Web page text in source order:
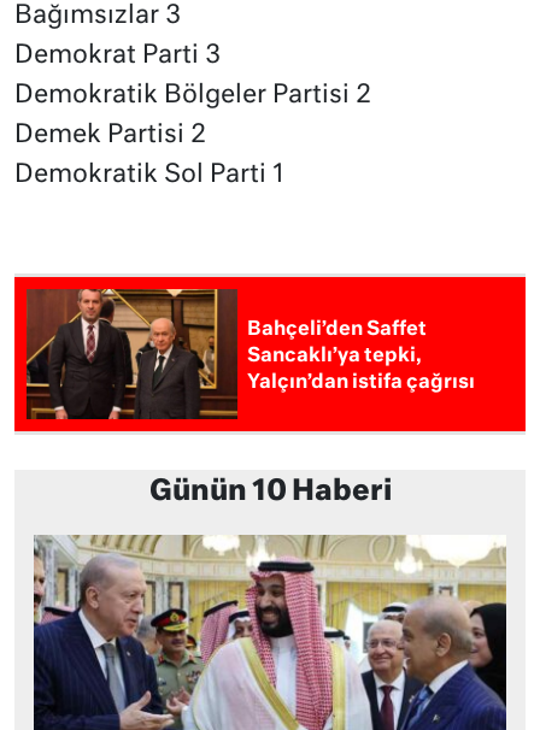
Bağımsızlar 3
Demokrat Parti 3
Demokratik Bölgeler Partisi 2
Demek Partisi 2
Demokratik Sol Parti 1
Bahçeli’den Saffet
Sancaklı’ya tepki,
Yalçın’dan istifa çağrısı
Günün 10 Haberi